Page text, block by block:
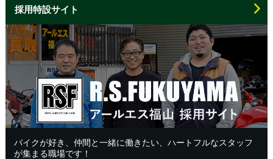
採用特設サイト
バイクが好き、仲間と一緒に働きたい、ハートフルなスタッフ
が集まる職場です！